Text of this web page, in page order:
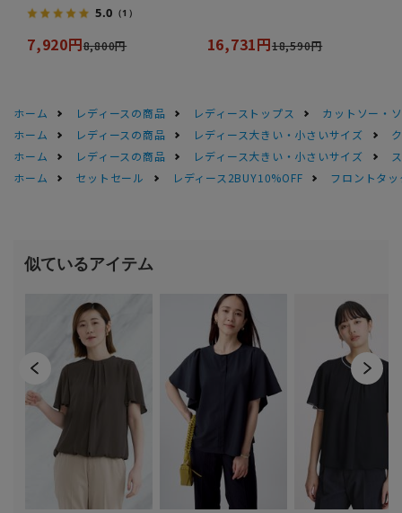
5.0 （1）
7,920円8,800円 16,731円18,590円
ホーム レディースの商品 レディーストップス
カットソー・
ホーム
レディースの商品 レディース大きい・小さいサイズ
ホーム
レディースの商品 レディース大きい・小さいサイズ
ホーム
セットセール レディース2BUY10%OFF フロントタ